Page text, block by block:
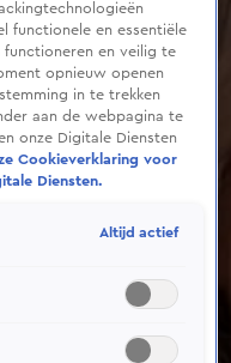
functionele en essentiële
en veilig te
opnieuw openen
in te trekken
aan de webpagina te
onze Digitale Diensten
Cookieverklaring voor
Diensten.
Altijd actief